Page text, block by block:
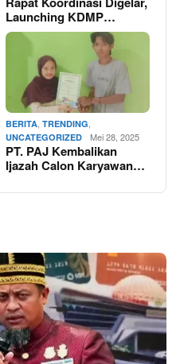
Launching KDMP…
BERITA TRENDING
UNCATEGORIZED Mei 28, 2025
PT. PAJ Kembalikan
Ijazah Calon Karyawan…